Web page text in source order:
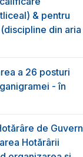
& pentru
din aria
a 26 posturi
- în
de Guvern
Hotărârii